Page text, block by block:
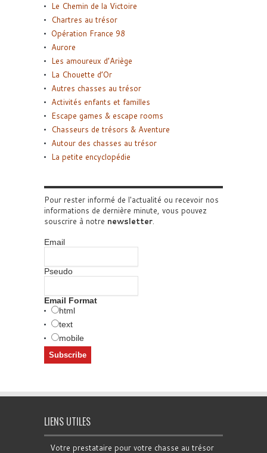
Le Chemin de la Victoire
Chartres au trésor
Opération France 98
Aurore
Les amoureux d’Ariège
La Chouette d’Or
Autres chasses au trésor
Activités enfants et familles
Escape games & escape rooms
Chasseurs de trésors & Aventure
Autour des chasses au trésor
La petite encyclopédie
Pour rester informé de l'actualité ou recevoir nos
informations de dernière minute, vous pouvez
souscrire à notre newsletter.
Email
Pseudo
Email Format
html
text
mobile
LIENS UTILES
Votre prestataire pour votre chasse au trésor